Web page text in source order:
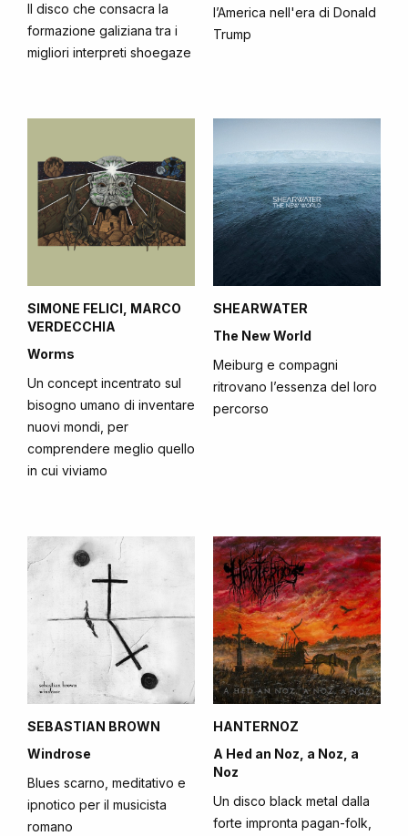
Il disco che consacra la
formazione galiziana tra i
migliori interpreti shoegaze
l’America nell'era di Donald
Trump
SIMONE FELICI, MARCO
VERDECCHIA
Worms
Un concept incentrato sul
bisogno umano di inventare
nuovi mondi, per
comprendere meglio quello
in cui viviamo
SHEARWATER
The New World
Meiburg e compagni
ritrovano l’essenza del loro
percorso
SEBASTIAN BROWN
Windrose
Blues scarno, meditativo e
ipnotico per il musicista
romano
HANTERNOZ
A Hed an Noz, a Noz, a
Noz
Un disco black metal dalla
forte impronta pagan-folk,